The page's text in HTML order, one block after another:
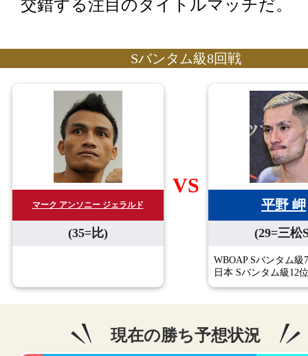
交錯する注目のタイトルマッチだ。
Sバンタム級8回戦
マーク アンソニー ジェラルド
(35=比)
VS
平野 岬
(29=三松
WBOAP Sバンタム級
日本 Sバンタム級12位
現在の勝ち予想状況